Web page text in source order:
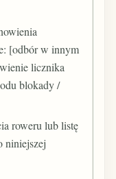
[odbór w innym
licznika
blokady /
roweru lub listę
niniejszej